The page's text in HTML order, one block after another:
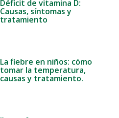
Déficit de vitamina D:
Causas, síntomas y
tratamiento
La fiebre en niños: cómo
tomar la temperatura,
causas y tratamiento.